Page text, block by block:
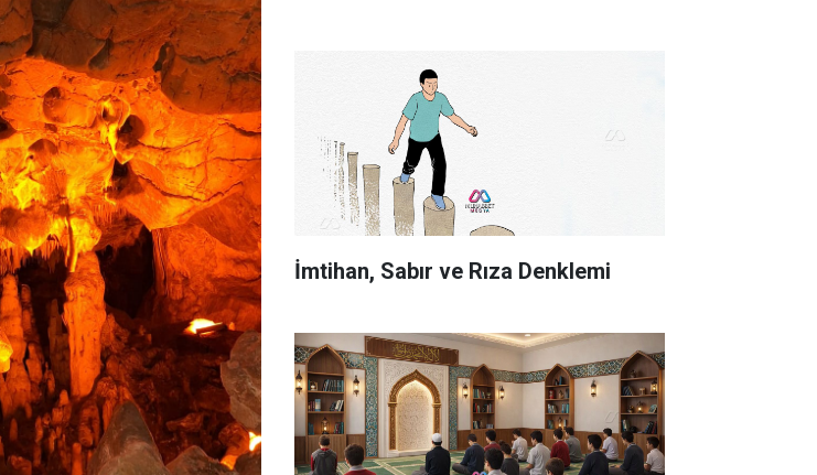
İmtihan, Sabır ve Rıza Denklemi